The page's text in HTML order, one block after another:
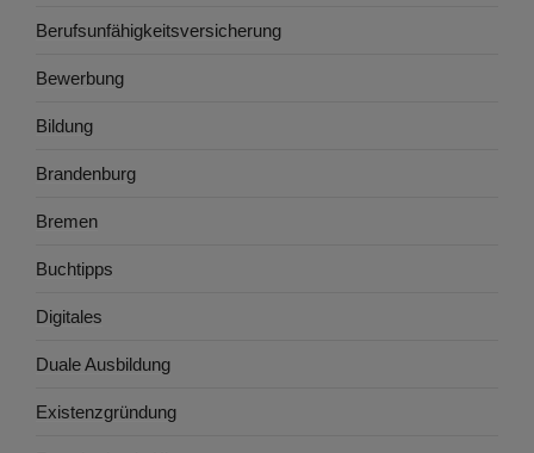
Berufsunfähigkeitsversicherung
Bewerbung
Bildung
Brandenburg
Bremen
Buchtipps
Digitales
Duale Ausbildung
Existenzgründung